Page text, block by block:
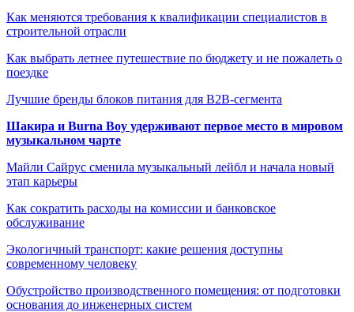
Как меняются требования к квалификации специалистов в
строительной отрасли
Как выбрать летнее путешествие по бюджету и не пожалеть о
поездке
Лучшие бренды блоков питания для B2B-сегмента
Шакира и Burna Boy удерживают первое место в мировом
музыкальном чарте
Майли Сайрус сменила музыкальный лейбл и начала новый
этап карьеры
Как сократить расходы на комиссии и банковское
обслуживание
Экологичный транспорт: какие решения доступны
современному человеку
Обустройство производственного помещения: от подготовки
основания до инженерных систем